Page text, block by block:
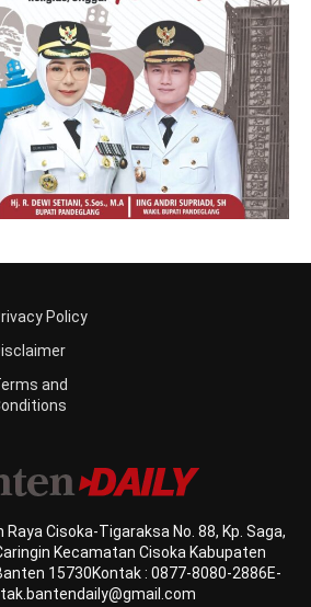
Policy
and
Cisoka-Tigaraksa No. 88, Kp. Saga,
Kecamatan Cisoka Kabupaten
15730Kontak : 0877-8080-2886E-